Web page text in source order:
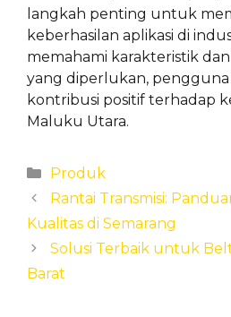
langkah penting untuk
keberhasilan aplikasi di
memahami karakteristik
yang diperlukan,
kontribusi positif terhadap
Maluku Utara.
Categories
Produk
Rantai Transmisi:
Kualitas di Semarang
Solusi Terbaik untuk
Barat